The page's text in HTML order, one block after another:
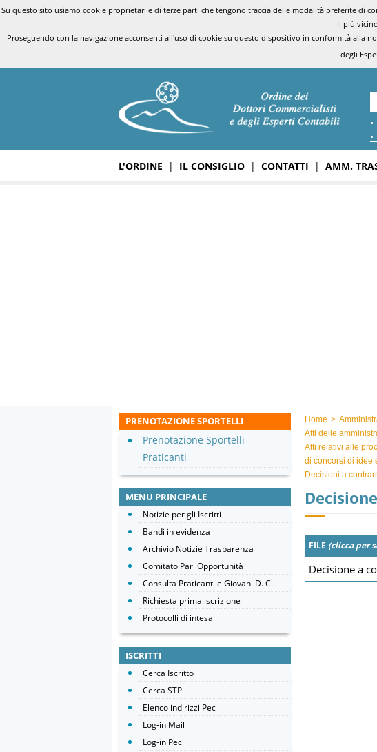
Su questo sito usiamo cookie proprietari e di terze parti che tengono traccia delle modalità preferite di
il più
Proseguendo con la navigazione acconsenti all'uso di cookie su questo dispositivo in conformità alla
degli
L'ORDINE | IL CONSIGLIO | CONTATTI | AMM.
Home >
Atti delle
Atti relativi alle
di concorsi di idee
Decisioni a
FILE (clicca per
Decisione a
PRENOTAZIONE SPORTELLI
Prenotazione Sportelli
Praticanti
MENU PRINCIPALE
Notizie per gli Iscritti
Bandi in evidenza
Archivio Notizie Trasparenza
Comitato Pari Opportunità
Consulta Praticanti e Giovani D. C.
Richiesta prima iscrizione
Protocolli di intesa
ISCRITTI
Cerca Iscritto
Cerca STP
Elenco indirizzi Pec
Log-in Mail
Log-in Pec